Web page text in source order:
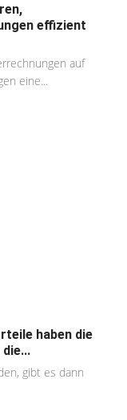
effizient
auf
eine...
haben die
gibt es dann